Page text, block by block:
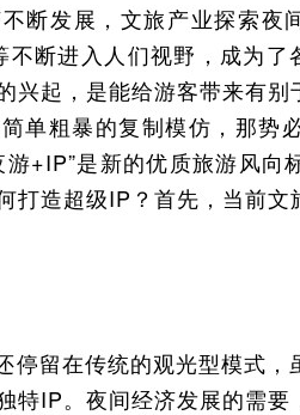
断发展，文旅产业探索夜
不断进入人们视野，成为
兴起，是能给游客带来有
单粗暴的复制模仿，那势
+IP”是新的优质旅游风
打造超级IP？首先，当前
停留在传统的观光型模式
特IP。夜间经济发展的需